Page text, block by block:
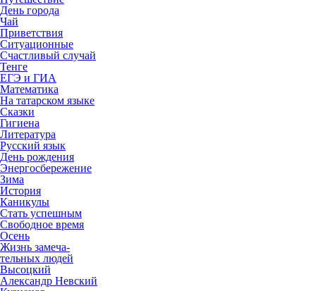
День города
Чай
Приветствия
Ситуационные
Счастливый случай
Тенге
ЕГЭ и ГИА
Математика
На татарском языке
Сказки
Гигиена
Литература
Русский язык
День рождения
Энергосбережение
Зима
История
Каникулы
Стать успешным
Свободное время
Осень
Жизнь замеча-
тельных людей
Высоцкий
Александр Невский